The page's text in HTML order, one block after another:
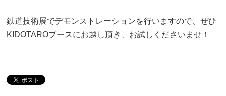
鉄道技術展でデモンストレーションを行いますので、ぜひ
KIDOTAROブースにお越し頂き、お試しくださいませ！